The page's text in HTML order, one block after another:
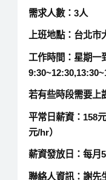
需求人數：3人
上班地點：台北
工作時間：星期一
若有些時段需要上
平常日薪資：158
元/hr）
薪資發放日：每月
聯絡人資訊：謝先